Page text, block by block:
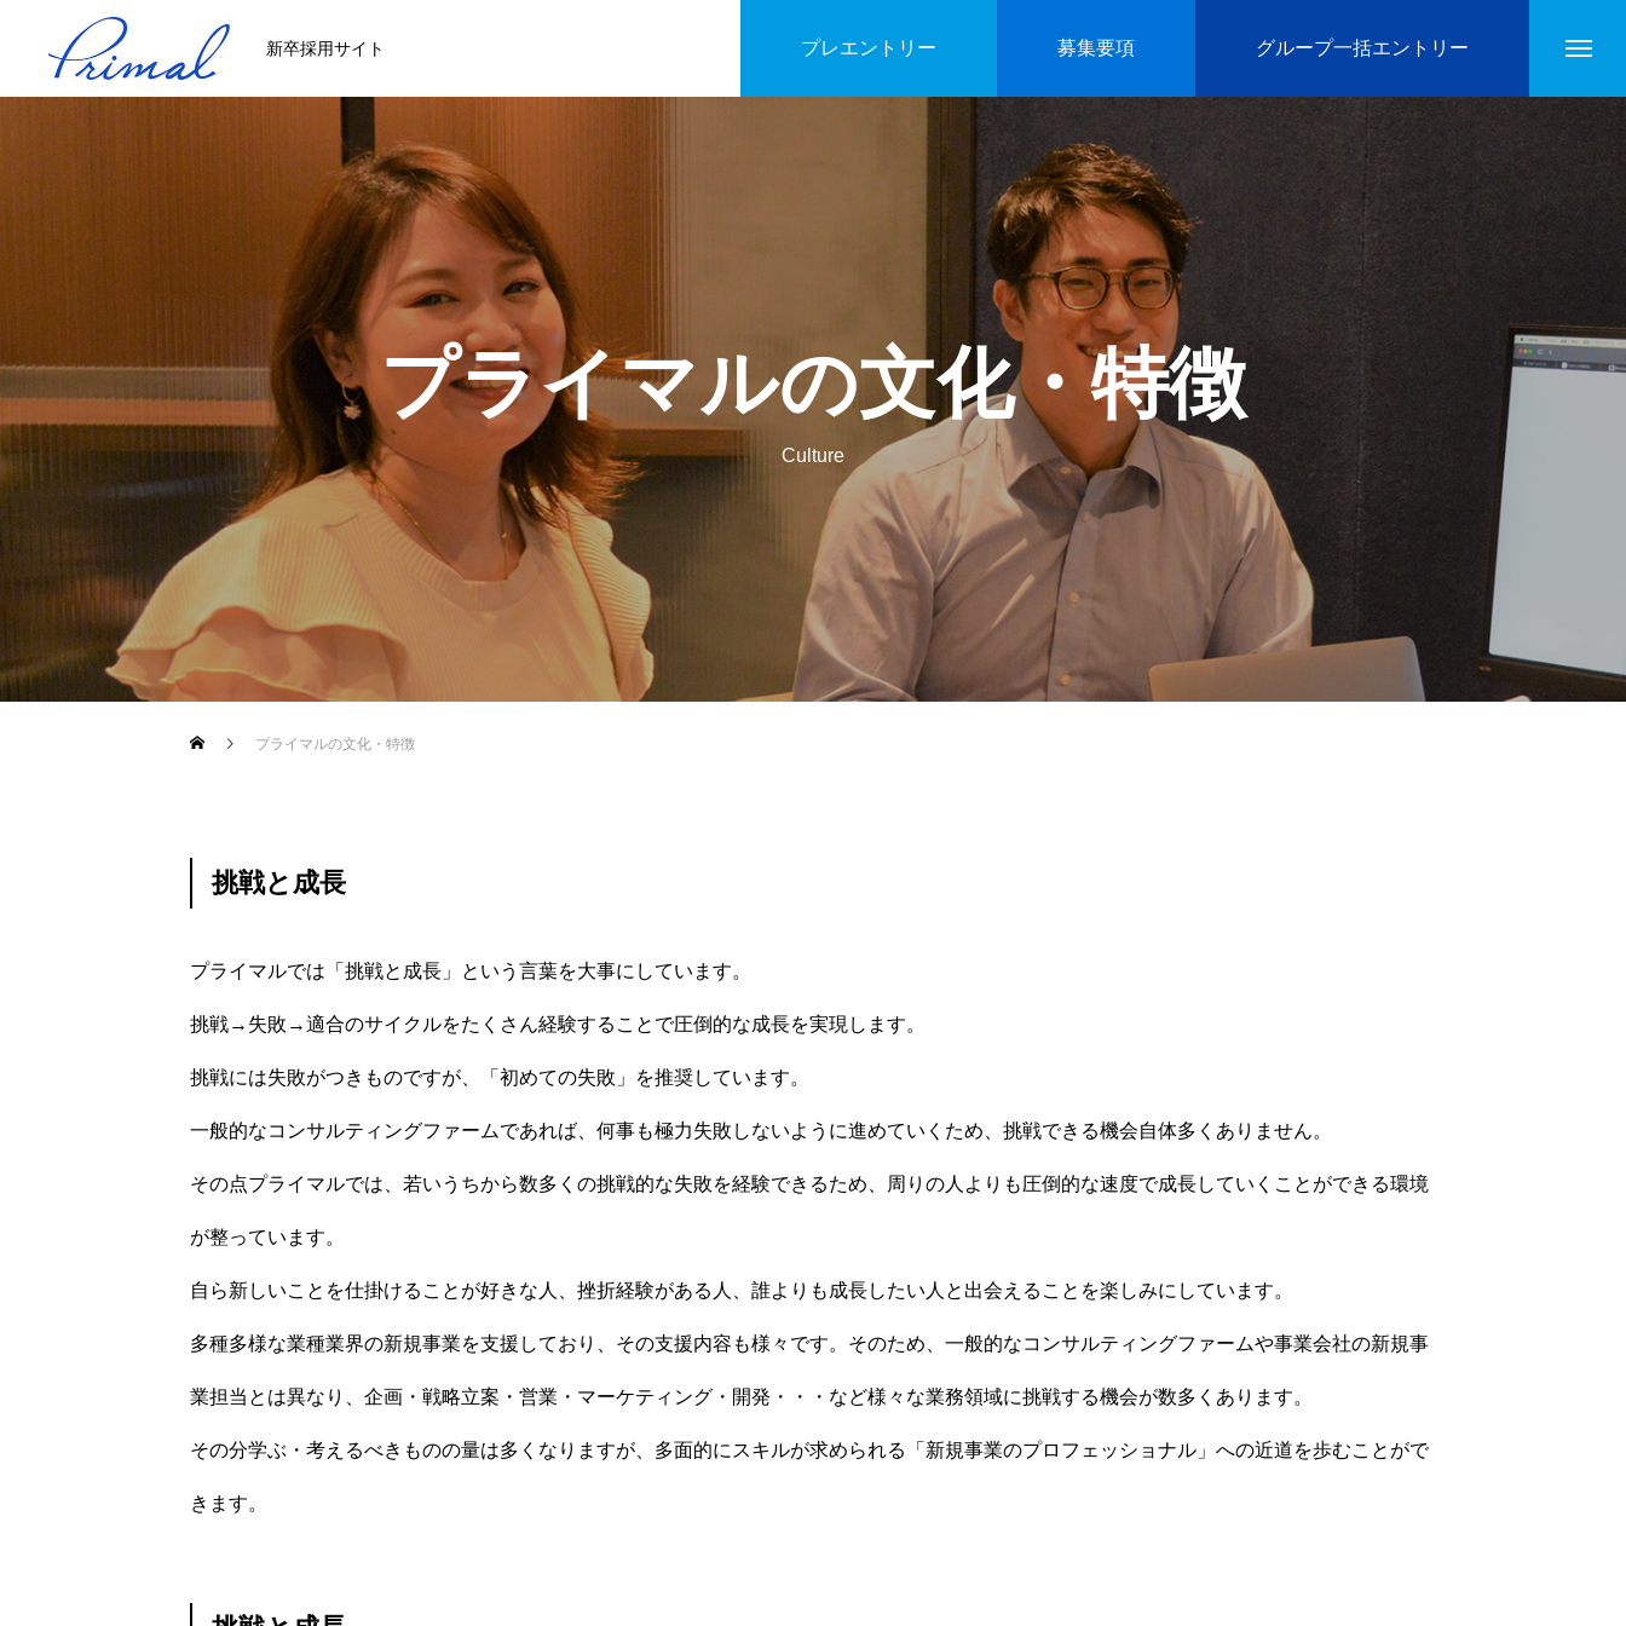
新卒採用サイト プレエントリー 募集要項 グループ一括エントリー
プライマルについて
プライマルの文化・特徴
プロジェクトの事例と社員の成長
プライマルの文化・特徴
Culture
プライマルの文化・特徴
挑戦と成長
プライマルでは「挑戦と成長」という言葉を大事にしています。
挑戦→失敗→適合のサイクルをたくさん経験することで圧倒的な成長を実現します。
挑戦には失敗がつきものですが、「初めての失敗」を推奨しています。
一般的なコンサルティングファームであれば、何事も極力失敗しないように進めていくため、挑戦できる機会自体多くありません。
その点プライマルでは、若いうちから数多くの挑戦的な失敗を経験できるため、周りの人よりも圧倒的な速度で成長していくことができる環境
が整っています。
自ら新しいことを仕掛けることが好きな人、挫折経験がある人、誰よりも成長したい人と出会えることを楽しみにしています。
多種多様な業種業界の新規事業を支援しており、その支援内容も様々です。そのため、一般的なコンサルティングファームや事業会社の新規事
業担当とは異なり、企画・戦略立案・営業・マーケティング・開発・・・など様々な業務領域に挑戦する機会が数多くあります。
その分学ぶ・考えるべきものの量は多くなりますが、多面的にスキルが求められる「新規事業のプロフェッショナル」への近道を歩むことがで
きます。